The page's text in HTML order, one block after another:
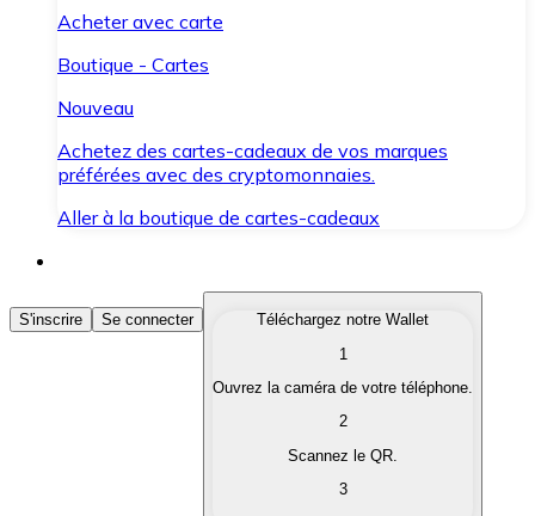
Acheter avec carte
Boutique - Cartes
Nouveau
Achetez des cartes-cadeaux de vos marques
préférées avec des cryptomonnaies.
Aller à la boutique de cartes-cadeaux
Acheter des Cryptomonnaies
Achetez les cryptomonnaies qui vous intéressent
Convertissez vos cryptomonnaies en monnaie
S'inscrire Se connecter
Téléchargez notre Wallet
1
Ouvrez la caméra de votre téléphone.
2
Scannez le QR.
3